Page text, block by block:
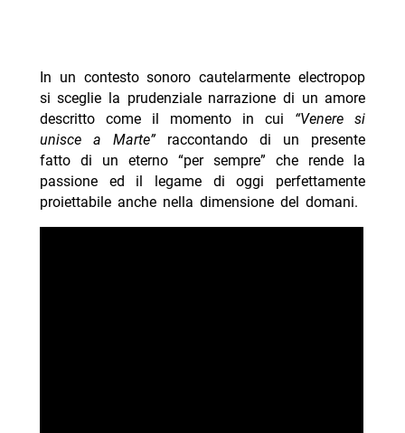
In un contesto sonoro cautelarmente electropop
si sceglie la prudenziale narrazione di un amore
descritto come il momento in cui “Venere si
unisce a Marte” raccontando di un presente
fatto di un eterno “per sempre” che rende la
passione ed il legame di oggi perfettamente
proiettabile anche nella dimensione del domani.